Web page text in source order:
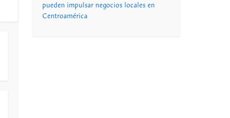
pueden impulsar negocios locales en
Centroamérica